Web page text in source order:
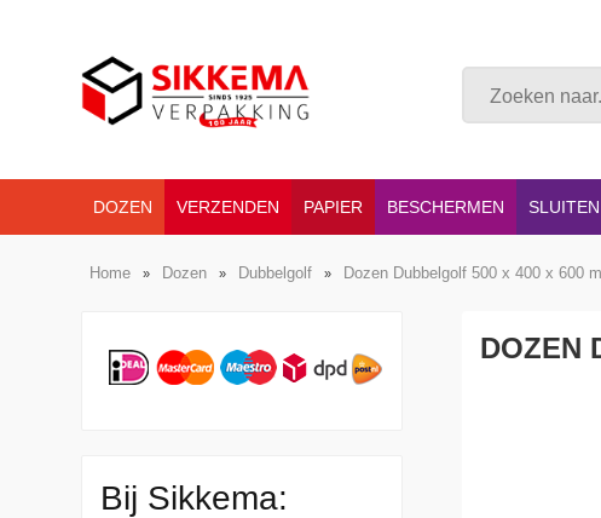
DOZEN VERZENDEN PAPIER BESCHERMEN SLUITEN
Home » Dozen » Dubbelgolf » Dozen Dubbelgolf 500 x 400 x 600
Bij Sikkema:
DOZEN